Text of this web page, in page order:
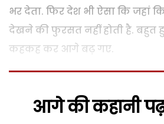
भर देता. फिर देश भी ऐसा कि जहां
देखने की फुरसत नहीं होती है. बहुत
कहकह कर आगे बढ़ गए.
आगे की कहानी